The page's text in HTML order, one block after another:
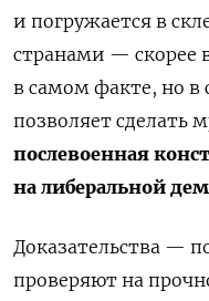
и погружается в
странами — скорее
в самом факте, но в
позволяет сделать
послевоенная
на либеральной
Доказательства —
проверяют на